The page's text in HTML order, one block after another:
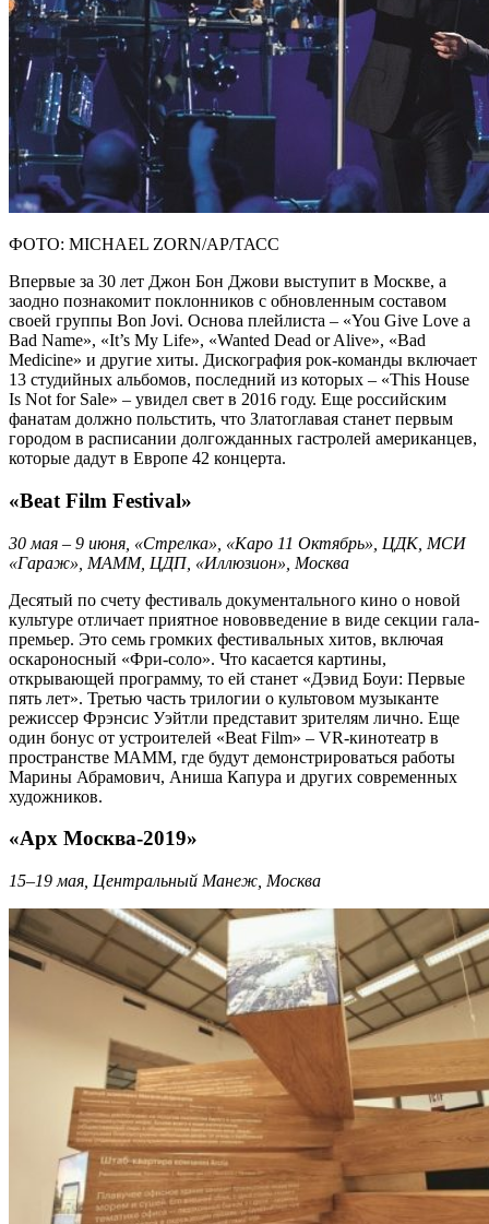
ФОТО: MICHAEL ZORN/AP/ТАСС
Впервые за 30 лет Джон Бон Джови выступит в Москве, а
заодно познакомит поклонников с обновленным составом
своей группы Bon Jovi. Основа плейлиста – «You Give Love a
Bad Name», «It’s My Life», «Wanted Dead or Alive», «Bad
Medicine» и другие хиты. Дискография рок-команды включает
13 студийных альбомов, последний из которых – «This House
Is Not for Sale» – увидел свет в 2016 году. Еще российским
фанатам должно польстить, что Златоглавая станет первым
городом в расписании долгожданных гастролей американцев,
которые дадут в Европе 42 концерта.
«Beat Film Festival»
30 мая – 9 июня, «Стрелка», «Каро 11 Октябрь», ЦДК, МСИ
«Гараж», МАММ, ЦДП, «Иллюзион», Москва
Десятый по счету фестиваль документального кино о новой
культуре отличает приятное нововведение в виде секции гала-
премьер. Это семь громких фестивальных хитов, включая
оскароносный «Фри-соло». Что касается картины,
открывающей программу, то ей станет «Дэвид Боуи: Первые
пять лет». Третью часть трилогии о культовом музыканте
режиссер Фрэнсис Уэйтли представит зрителям лично. Еще
один бонус от устроителей «Beat Film» – VR-кинотеатр в
пространстве МАММ, где будут демонстрироваться работы
Марины Абрамович, Аниша Капура и других современных
художников.
«Арх Москва-2019»
15–19 мая, Центральный Манеж, Москва